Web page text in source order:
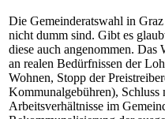
Die Gemeinderatswahl in
nicht dumm sind. Gibt es
diese auch angenommen.
an realen Bedürfnissen der
Wohnen, Stopp der
Kommunalgebühren), Schluss
Arbeitsverhältnisse im